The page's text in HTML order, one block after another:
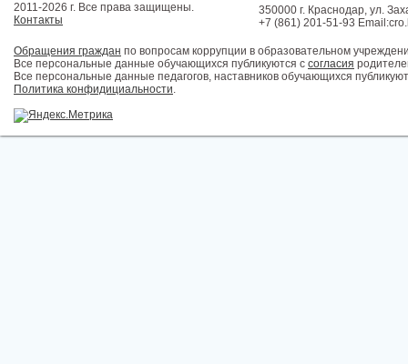
2011-2026 г. Все права защищены.
Контакты
350000 г. Краснодар, ул.
+7 (861) 201-51-93
Обращения граждан по вопросам коррупции в образовательном
Все персональные данные обучающихся публикуются с согласия
Все персональные данные педагогов, наставников обучающихся
Политика конфидициальности.